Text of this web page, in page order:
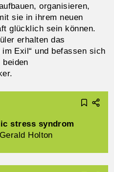
organisieren,
sie in ihrem neuen
glücklich sein können.
erhalten das
Exil“ und befassen sich
beiden
stress syndrom
Holton